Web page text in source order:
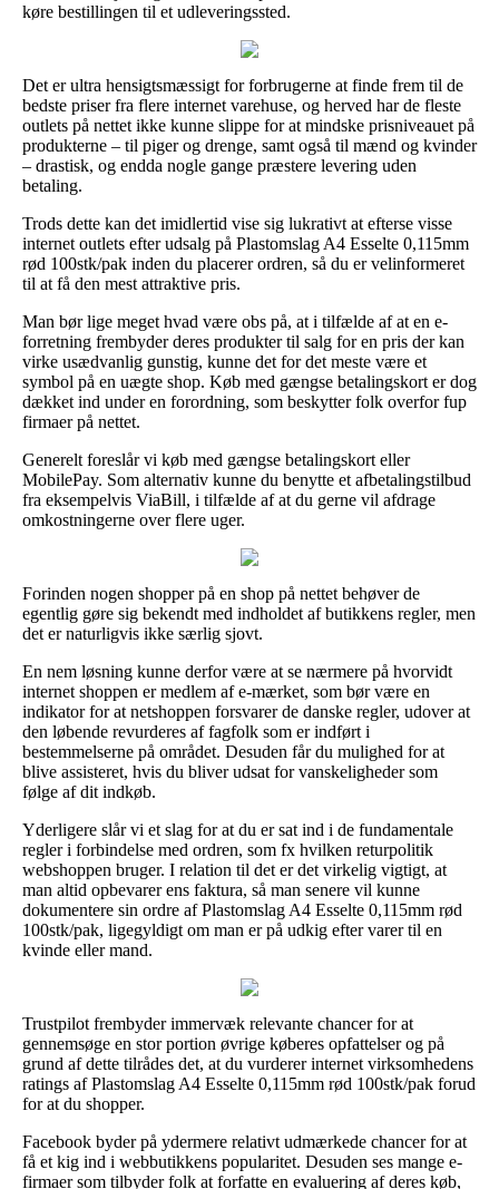
køre bestillingen til et udleveringssted.
Det er ultra hensigtsmæssigt for forbrugerne at finde frem til de
bedste priser fra flere internet varehuse, og herved har de fleste
outlets på nettet ikke kunne slippe for at mindske prisniveauet på
produkterne – til piger og drenge, samt også til mænd og kvinder
– drastisk, og endda nogle gange præstere levering uden
betaling.
Trods dette kan det imidlertid vise sig lukrativt at efterse visse
internet outlets efter udsalg på Plastomslag A4 Esselte 0,115mm
rød 100stk/pak inden du placerer ordren, så du er velinformeret
til at få den mest attraktive pris.
Man bør lige meget hvad være obs på, at i tilfælde af at en e-
forretning frembyder deres produkter til salg for en pris der kan
virke usædvanlig gunstig, kunne det for det meste være et
symbol på en uægte shop. Køb med gængse betalingskort er dog
dækket ind under en forordning, som beskytter folk overfor fup
firmaer på nettet.
Generelt foreslår vi køb med gængse betalingskort eller
MobilePay. Som alternativ kunne du benytte et afbetalingstilbud
fra eksempelvis ViaBill, i tilfælde af at du gerne vil afdrage
omkostningerne over flere uger.
Forinden nogen shopper på en shop på nettet behøver de
egentlig gøre sig bekendt med indholdet af butikkens regler, men
det er naturligvis ikke særlig sjovt.
En nem løsning kunne derfor være at se nærmere på hvorvidt
internet shoppen er medlem af e-mærket, som bør være en
indikator for at netshoppen forsvarer de danske regler, udover at
den løbende revurderes af fagfolk som er indført i
bestemmelserne på området. Desuden får du mulighed for at
blive assisteret, hvis du bliver udsat for vanskeligheder som
følge af dit indkøb.
Yderligere slår vi et slag for at du er sat ind i de fundamentale
regler i forbindelse med ordren, som fx hvilken returpolitik
webshoppen bruger. I relation til det er det virkelig vigtigt, at
man altid opbevarer ens faktura, så man senere vil kunne
dokumentere sin ordre af Plastomslag A4 Esselte 0,115mm rød
100stk/pak, ligegyldigt om man er på udkig efter varer til en
kvinde eller mand.
Trustpilot frembyder immervæk relevante chancer for at
gennemsøge en stor portion øvrige køberes opfattelser og på
grund af dette tilrådes det, at du vurderer internet virksomhedens
ratings af Plastomslag A4 Esselte 0,115mm rød 100stk/pak forud
for at du shopper.
Facebook byder på ydermere relativt udmærkede chancer for at
få et kig ind i webbutikkens popularitet. Desuden ses mange e-
firmaer som tilbyder folk at forfatte en evaluering af deres køb,